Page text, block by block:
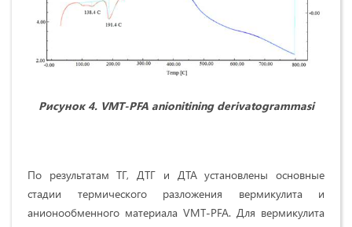
Рисунок4. VMT-PFA anionitiningderivatogrammasi
По результатам ТГ, ДТГ и ДТА установлены основные
стадии термического разложения вермикулита и
анионообменного материала VMT-PFA. Для вермикулита